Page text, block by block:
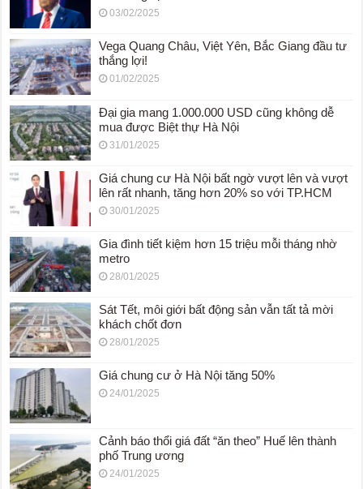
03/02/2025
Vega Quang Châu, Việt Yên, Bắc Giang đầu tư
thắng lợi!
01/02/2025
Đại gia mang 1.000.000 USD cũng không dễ
mua được Biệt thự Hà Nội
31/01/2025
Giá chung cư Hà Nội bất ngờ vượt lên và vượt
lên rất nhanh, tăng hơn 20% so với TP.HCM
30/01/2025
Gia đình tiết kiệm hơn 15 triệu mỗi tháng nhờ
metro
28/01/2025
Sát Tết, môi giới bất động sản vẫn tất tả mời
khách chốt đơn
28/01/2025
Giá chung cư ở Hà Nội tăng 50%
24/01/2025
Cảnh báo thổi giá đất “ăn theo” Huế lên thành
phố Trung ương
24/01/2025